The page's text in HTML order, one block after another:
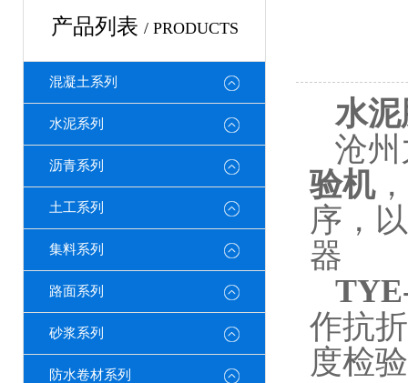
产品列表 / PRODUCTS
混凝土系列
水泥系列
沥青系列
土工系列
集料系列
路面系列
砂浆系列
防水卷材系列
水
沧
验机
序，
器
作抗
度检